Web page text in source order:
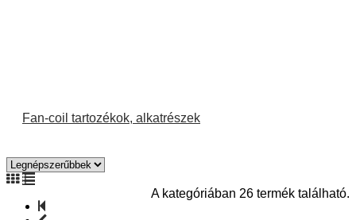
Fan-coil tartozékok, alkatrészek
A kategóriában 26 termék található.